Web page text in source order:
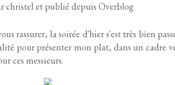
christel et publié depuis Overblog
rassurer, la soirée d'hier s'est très bien
pour présenter mon plat, dans un cadre
ces messieurs.